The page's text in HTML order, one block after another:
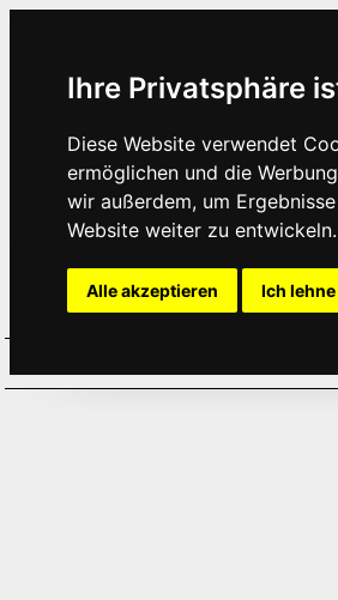
Ihre Privatsphäre
Diese Website verwendet
ermöglichen und die
wir außerdem, um
Website weiter zu entwickeln.
Alle akzeptieren Ich